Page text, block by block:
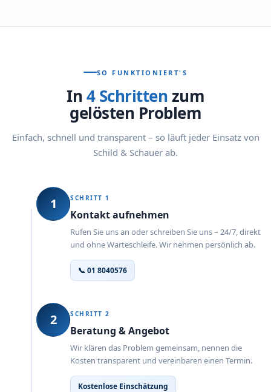
SO FUNKTIONIERT'S
In4 Schrittenzum
gelösten Problem
Einfach, schnell und transparent – so läuft jeder Einsatz von
Schild & Schauer ab.
1 SCHRITT 1
Kontakt aufnehmen
Rufen Sie uns an oder schreiben Sie uns – 24/7, direkt
und ohne Warteschleife. Wir nehmen persönlich ab.
📞 01 8040576
2 SCHRITT 2
Beratung & Angebot
Wir klären das Problem gemeinsam, nennen die
Kosten transparent und vereinbaren einen Termin.
Kostenlose Einschätzung